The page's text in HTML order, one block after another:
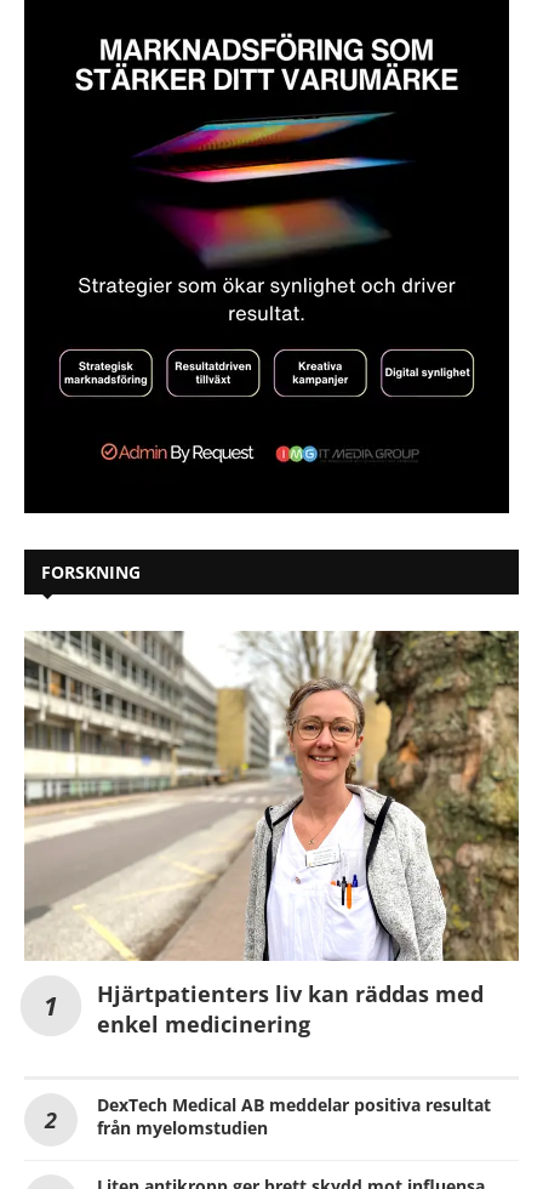
FORSKNING
Hjärtpatienters liv kan räddas med
enkel medicinering
DexTech Medical AB meddelar positiva resultat
från myelomstudien